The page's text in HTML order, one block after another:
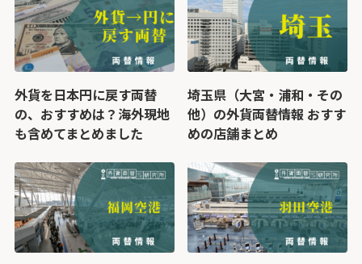
外貨を日本円に戻す両替
の、おすすめは？海外現地
も含めてまとめました
埼玉県（大宮・浦和・その
他）の外貨両替情報 おすす
めの店舗まとめ